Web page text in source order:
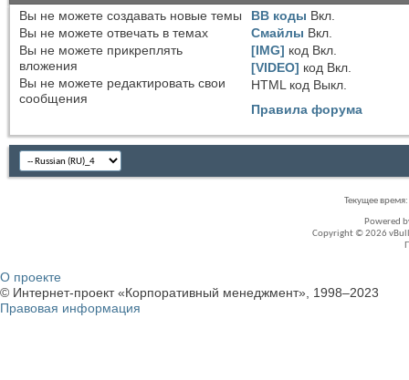
Вы не можете создавать новые темы
Вы не можете отвечать в темах
Вы не можете прикреплять
вложения
Вы не можете редактировать свои
сообщения
BB коды Вкл.
Смайлы Вкл.
[IMG] код Вкл.
[VIDEO] код Вкл.
HTML код Выкл.
Правила форума
Текущее время:
Powered
Copyright © 2026
О проекте
© Интернет-проект «Корпоративный менеджмент», 1998–2023
Правовая информация